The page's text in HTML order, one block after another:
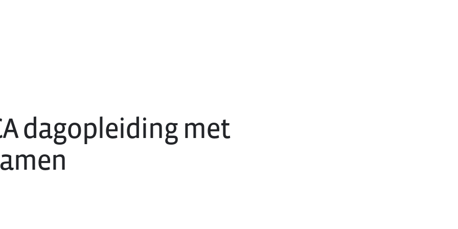
dagopleiding met